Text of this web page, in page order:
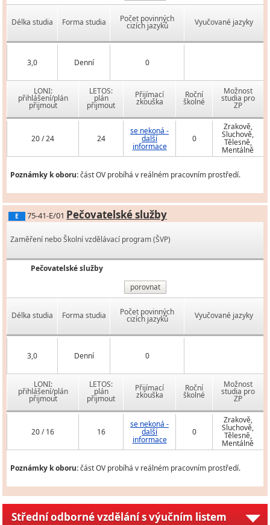
Délka studia Forma studia Počet povinných
cizích jazyků Vyučované jazyky
3,0 Denní 0
LONI:
přihlášení/plán
přijmout
LETOS:
plán
přijmout
Přijímací
zkouška
Roční
školné
Možnost
studia pro
ZP
20 / 24 24
se nekoná -
další
informace
0
Zrakově,
Sluchově,
Tělesně,
Mentálně
Poznámky k oboru:část OV probíhá v reálném pracovním prostředí.
E 75-41-E/01 Pečovatelské služby
Zaměření nebo Školní vzdělávací program (ŠVP)
Pečovatelské služby
porovnat
Délka studia Forma studia Počet povinných
cizích jazyků Vyučované jazyky
3,0 Denní 0
LONI:
přihlášení/plán
přijmout
LETOS:
plán
přijmout
Přijímací
zkouška
Roční
školné
Možnost
studia pro
ZP
20 / 16 16
se nekoná -
další
informace
0
Zrakově,
Sluchově,
Tělesně,
Mentálně
Poznámky k oboru:část OV probíhá v reálném pracovním prostředí.
Střední odborné vzdělání s výučním listem